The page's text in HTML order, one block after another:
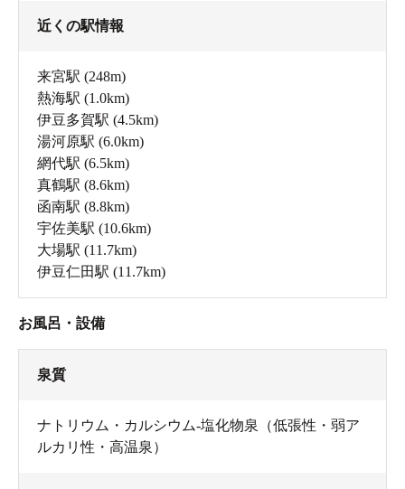
近くの駅情報
来宮駅 (248m)
熱海駅 (1.0km)
伊豆多賀駅 (4.5km)
湯河原駅 (6.0km)
網代駅 (6.5km)
真鶴駅 (8.6km)
函南駅 (8.8km)
宇佐美駅 (10.6km)
大場駅 (11.7km)
伊豆仁田駅 (11.7km)
お風呂・設備
泉質
ナトリウム・カルシウム-塩化物泉（低張性・弱ア
ルカリ性・高温泉）